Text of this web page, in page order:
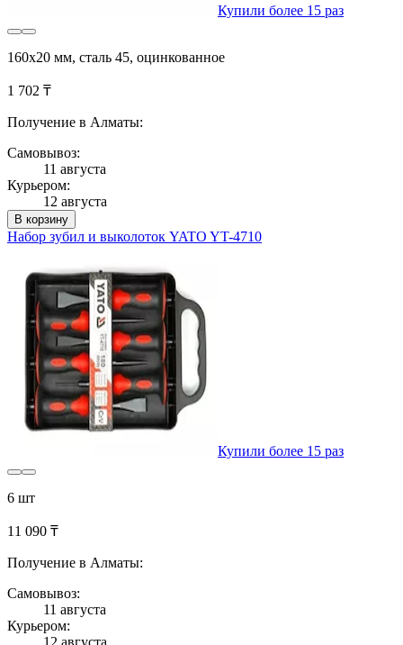
Купили более 15 раз
160х20 мм, сталь 45, оцинкованное
1 702 ₸
Получение в Алматы:
Самовывоз:
11 августа
Курьером:
12 августа
В корзину
Набор зубил и выколоток YATO YT-4710
Купили более 15 раз
6 шт
11 090 ₸
Получение в Алматы:
Самовывоз:
11 августа
Курьером:
12 августа